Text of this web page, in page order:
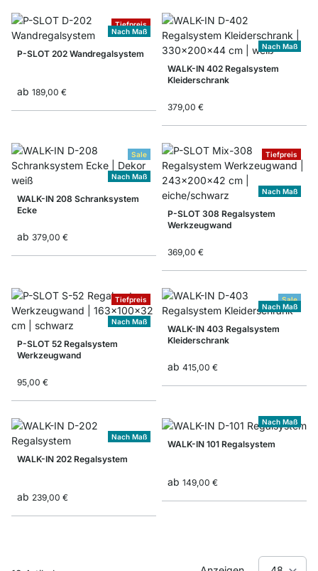
Tiefpreis
Nach Maß
P-SLOT 202 Wandregalsystem
ab 189,00 €
Nach Maß
WALK-IN 402 Regalsystem
Kleiderschrank
379,00 €
Sale
Nach Maß
WALK-IN 208 Schranksystem
Ecke
ab 379,00 €
Tiefpreis
Nach Maß
P-SLOT 308 Regalsystem
Werkzeugwand
369,00 €
Tiefpreis
Nach Maß
P-SLOT 52 Regalsystem
Werkzeugwand
95,00 €
Sale
Nach Maß
WALK-IN 403 Regalsystem
Kleiderschrank
ab 415,00 €
Nach Maß
WALK-IN 202 Regalsystem
ab 239,00 €
Nach Maß
WALK-IN 101 Regalsystem
ab 149,00 €